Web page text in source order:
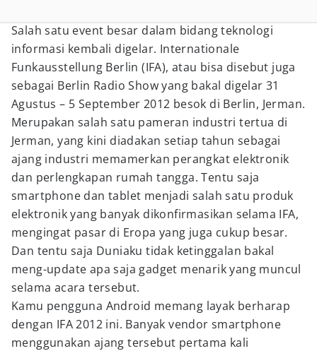
Salah satu event besar dalam bidang teknologi
informasi kembali digelar. Internationale
Funkausstellung Berlin (IFA), atau bisa disebut juga
sebagai Berlin Radio Show yang bakal digelar 31
Agustus – 5 September 2012 besok di Berlin, Jerman.
Merupakan salah satu pameran industri tertua di
Jerman, yang kini diadakan setiap tahun sebagai
ajang industri memamerkan perangkat elektronik
dan perlengkapan rumah tangga. Tentu saja
smartphone dan tablet menjadi salah satu produk
elektronik yang banyak dikonfirmasikan selama IFA,
mengingat pasar di Eropa yang juga cukup besar.
Dan tentu saja Duniaku tidak ketinggalan bakal
meng-update apa saja gadget menarik yang muncul
selama acara tersebut.
Kamu pengguna Android memang layak berharap
dengan IFA 2012 ini. Banyak vendor smartphone
menggunakan ajang tersebut pertama kali